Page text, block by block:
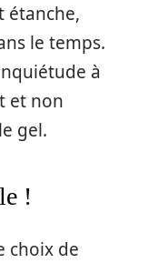
étanche,
le temps.
à
et non
gel.
!
choix de